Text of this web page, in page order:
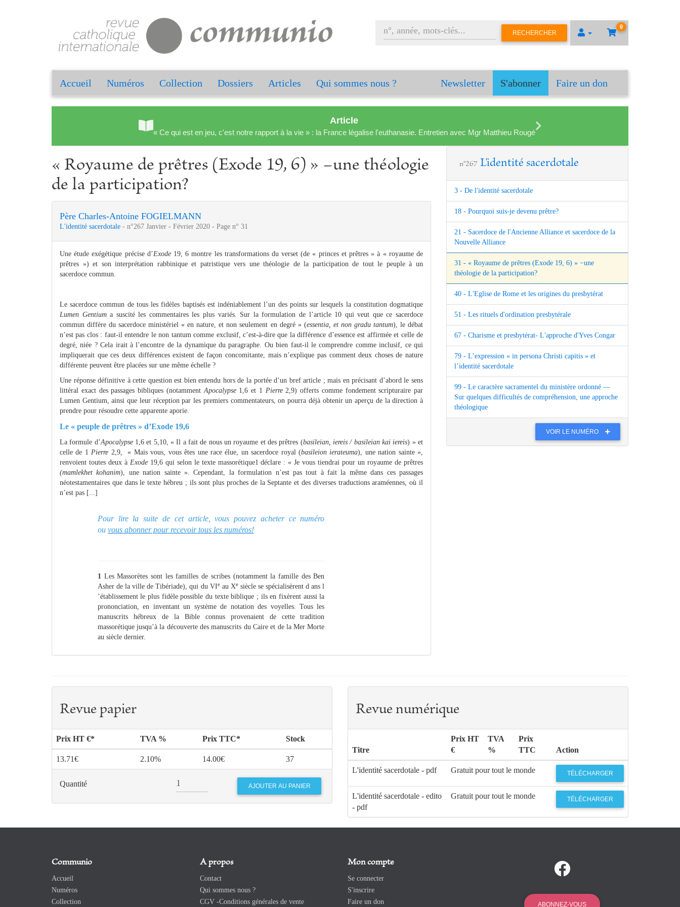
0
RECHERCHER
Accueil Numéros Collection Dossiers Articles Qui sommes nous ? Newsletter S'abonner Faire un don
Article
« Ce qui est en jeu, c'est notre rapport à la vie » : la France légalise l'euthanasie. Entretien avec Mgr Matthieu Rougé
« Royaume de prêtres (Exode 19, 6) » −une théologie
de la participation?
Père Charles-Antoine FOGIELMANN
L'identité sacerdotale - n°267 Janvier - Février 2020 - Page n° 31
Une étude exégétique précise d’Exode 19, 6 montre les transformations du verset (de « princes et prêtres » à « royaume de
prêtres ») et son interprétation rabbinique et patristique vers une théologie de la participation de tout le peuple à un
sacerdoce commun.
Le sacerdoce commun de tous les fidèles baptisés est indéniablement l’un des points sur lesquels la constitution dogmatique
Lumen Gentiuma suscité les commentaires les plus variés. Sur la formulation de l’article 10 qui veut que ce sacerdoce
commun diffère du sacerdoce ministériel « en nature, et non seulement en degré » (essentia, et non gradu tantum), le débat
n’est pas clos : faut-il entendre le non tantum comme exclusif, c’est-à-dire que la différence d’essence est affirmée et celle de
degré, niée ? Cela irait à l’encontre de la dynamique du paragraphe. Ou bien faut-il le comprendre comme inclusif, ce qui
impliquerait que ces deux différences existent de façon concomitante, mais n’explique pas comment deux choses de nature
différente peuvent être placées sur une même échelle ?
Une réponse définitive à cette question est bien entendu hors de la portée d’un bref article ; mais en précisant d’abord le sens
littéral exact des passages bibliques (notammentApocalypse 1,6 et 1 Pierre2,9) offerts comme fondement scripturaire par
Lumen Gentium, ainsi que leur réception par les premiers commentateurs, on pourra déjà obtenir un aperçu de la direction à
prendre pour résoudre cette apparente aporie.
Le « peuple de prêtres » d’Exode 19,6
La formule d’Apocalypse 1,6 et 5,10, « Il a fait de nous un royaume et des prêtres (basileian, iereis / basileian kai iereis) » et
celle de 1Pierre 2,9, « Mais vous, vous êtes une race élue, un sacerdoce royal (basileion ierateuma), une nation sainte »,
renvoient toutes deux à Exode 19,6 qui selon le texte massorétique1 déclare : « Je vous tiendrai pour un royaume de prêtres
(mamlekhet kohanim), une nation sainte ». Cependant, la formulation n’est pas tout à fait la même dans ces passages
néotestamentaires que dans le texte hébreu ; ils sont plus proches de la Septante et des diverses traductions araméennes, où il
n’est pas [...]
Pour lire la suite de cet article, vous pouvez acheter ce numéro
ou vous abonner pour recevoir tous les numéros!
1Les Massorètes sont les familles de scribes (notamment la famille des Ben
Asher de la ville de Tibériade), qui du VIeau Xesiècle se spécialisèrent d ans l
’établissement le plus fidèle possible du texte biblique ; ils en fixèrent aussi la
prononciation, en inventant un système de notation des voyelles. Tous les
manuscrits hébreux de la Bible connus provenaient de cette tradition
massorétique jusqu’à la découverte des manuscrits du Caire et de la Mer Morte
au siècle dernier.
n°267 L'identité sacerdotale
3 - De l'identité sacerdotale
18 - Pourquoi suis-je devenu prêtre?
21 - Sacerdoce de l'Ancienne Alliance et sacerdoce de la
Nouvelle Alliance
31 - « Royaume de prêtres (Exode 19, 6) » −une
théologie de la participation?
40 - L'Eglise de Rome et les origines du presbytérat
51 - Les rituels d'ordination presbytérale
67 - Charisme et presbytérat- L'approche d'Yves Congar
79 - L’expression « in persona Christi capitis » et
l’identité sacerdotale
99 - Le caractère sacramentel du ministère ordonné —
Sur quelques difficultés de compréhension, une approche
théologique
VOIR LE NUMÉRO
Revue papier
Prix HT €* TVA % Prix TTC* Stock
13.71€ 2.10% 14.00€ 37
Quantité
Revue numérique
Titre
Prix HT
€
TVA
%
Prix
TTC
Action
L'identité sacerdotale - pdf Gratuit pour tout le monde TÉLÉCHARGER
L'identité sacerdotale - edito
- pdf
Gratuit pour tout le monde TÉLÉCHARGER
Communio
Accueil
Numéros
Collection
A propos
Contact
Qui sommes nous ?
CGV -Conditions générales de vente
Mon compte
Se connecter
S'inscrire
Faire un don
ABONNEZ-VOUS